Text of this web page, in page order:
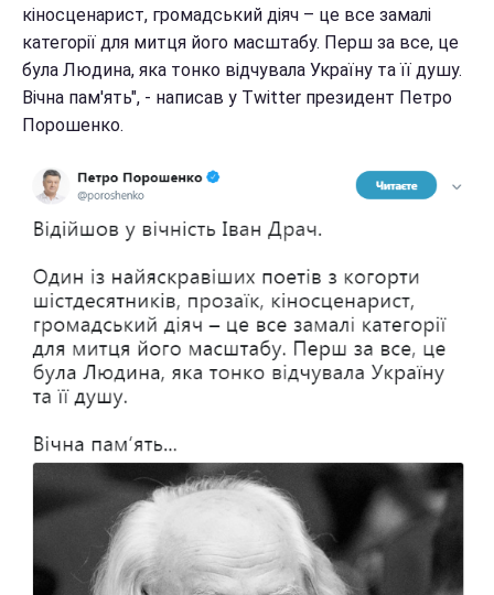
кіносценарист, громадський діяч – це все замалі
категорії для митця його масштабу. Перш за все, це
була Людина, яка тонко відчувала Україну та її душу.
Вічна пам'ять", - написав у Twitter президент Петро
Порошенко.